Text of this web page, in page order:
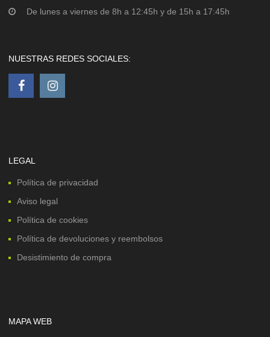
De lunes a viernes de 8h a 12:45h y de 15h a 17:45h
NUESTRAS REDES SOCIALES:
LEGAL
Política de privacidad
Aviso legal
Política de cookies
Política de devoluciones y reembolsos
Desistimiento de compra
MAPA WEB